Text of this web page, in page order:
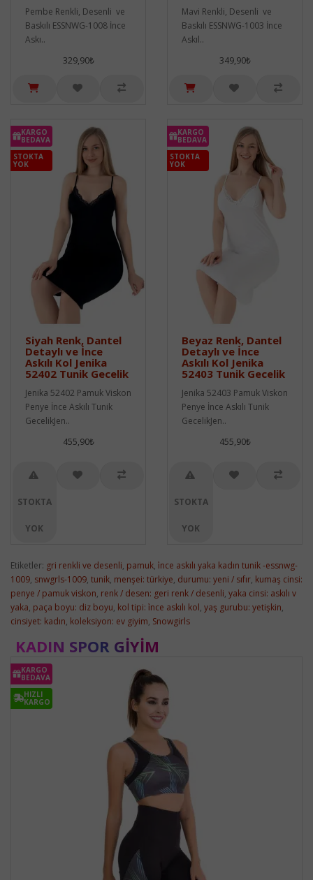
Pembe Renkli, Desenli ve
Baskılı ESSNWG-1008 İnce
Askı..
329,90₺
Mavi Renkli, Desenli ve
Baskılı ESSNWG-1003 İnce
Askıl..
349,90₺
KARGO
BEDAVA
STOKTA
YOK
Siyah Renk, Dantel
Detaylı ve İnce
Askılı Kol Jenika
52402 Tunik Gecelik
Jenika 52402 Pamuk Viskon
Penye İnce Askılı Tunik
GecelikJen..
455,90₺
STOKTA
YOK
KARGO
BEDAVA
STOKTA
YOK
Beyaz Renk, Dantel
Detaylı ve İnce
Askılı Kol Jenika
52403 Tunik Gecelik
Jenika 52403 Pamuk Viskon
Penye İnce Askılı Tunik
GecelikJen..
455,90₺
STOKTA
YOK
Etiketler: gri renkli ve desenli, pamuk, i̇nce askılı yaka kadın tunik -essnwg-
1009, snwgrls-1009, tunik, menşei: türkiye, durumu: yeni / sıfır, kumaş cinsi:
penye / pamuk viskon, renk / desen: geri renk / desenli, yaka cinsi: askılı v
yaka, paça boyu: diz boyu, kol tipi: i̇nce askılı kol, yaş gurubu: yetişkin,
cinsiyet: kadın, koleksiyon: ev giyim, Snowgirls
KADIN SPOR GIYIM
KARGO
BEDAVA
HIZLI
KARGO